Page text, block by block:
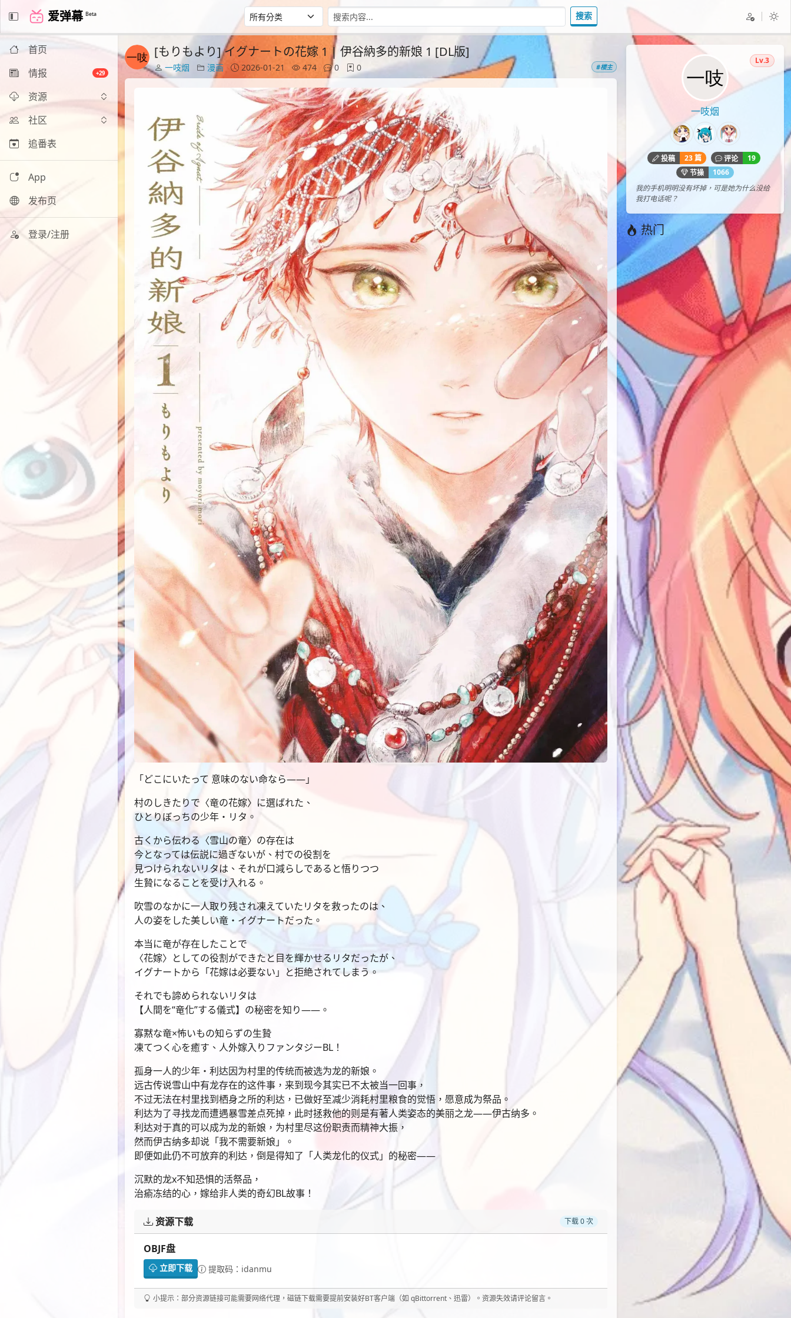
爱弹幕 Beta 搜索
首页
情报
+29
资源
社区
追番表
App
发布页
登录/注册
[もりもより] イグナートの花嫁 1 | 伊谷納多的新娘 1 [DL版]
一吱烟 漫画 2026-01-21 474 0 0 #楼主
「どこにいたって 意味のない命なら――」
村のしきたりで〈竜の花嫁〉に選ばれた、
ひとりぼっちの少年・リタ。
古くから伝わる〈雪山の竜〉の存在は
今となっては伝説に過ぎないが、村での役割を
見つけられないリタは、それが口減らしであると悟りつつ
生贄になることを受け入れる。
吹雪のなかに一人取り残され凍えていたリタを救ったのは、
人の姿をした美しい竜・イグナートだった。
本当に竜が存在したことで
〈花嫁〉としての役割ができたと目を輝かせるリタだったが、
イグナートから「花嫁は必要ない」と拒絶されてしまう。
それでも諦められないリタは
【人間を“竜化”する儀式】の秘密を知り――。
寡黙な竜×怖いもの知らずの生贄
凍てつく心を癒す、人外嫁入りファンタジーBL！
孤身一人的少年・利达因为村里的传统而被选为龙的新娘。
远古传说雪山中有龙存在的这件事，来到现今其实已不太被当一回事，
不过无法在村里找到栖身之所的利达，已做好至减少消耗村里粮食的觉悟，愿意成为祭品。
利达为了寻找龙而遭遇暴雪差点死掉，此时拯救他的则是有著人类姿态的美丽之龙——伊古纳多。
利达对于真的可以成为龙的新娘，为村里尽这份职责而精神大振，
然而伊古纳多却说「我不需要新娘」。
即便如此仍不可放弃的利达，倒是得知了「人类龙化的仪式」的秘密——
沉默的龙x不知恐惧的活祭品，
治瘉冻结的心，嫁给非人类的奇幻BL故事！
资源下载 下载 0 次
OBJF盘
立即下载 提取码：idanmu
小提示：部分资源链接可能需要网络代理，磁链下载需要提前安装好BT客户端（如 qBittorrent、迅雷）。资源失效请评论留言。
一吱烟
Lv.3
投稿 23 篇 评论
19
节操
1066
我的手机明明没有坏掉，可是她为什么没给
我打电话呢？
热门